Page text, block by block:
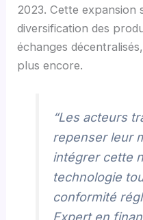
2023. Cette expansion
diversification des
échanges
plus encore.
“Les acteurs
repenser leur
intégrer cette
technologie
conformité
Expert en